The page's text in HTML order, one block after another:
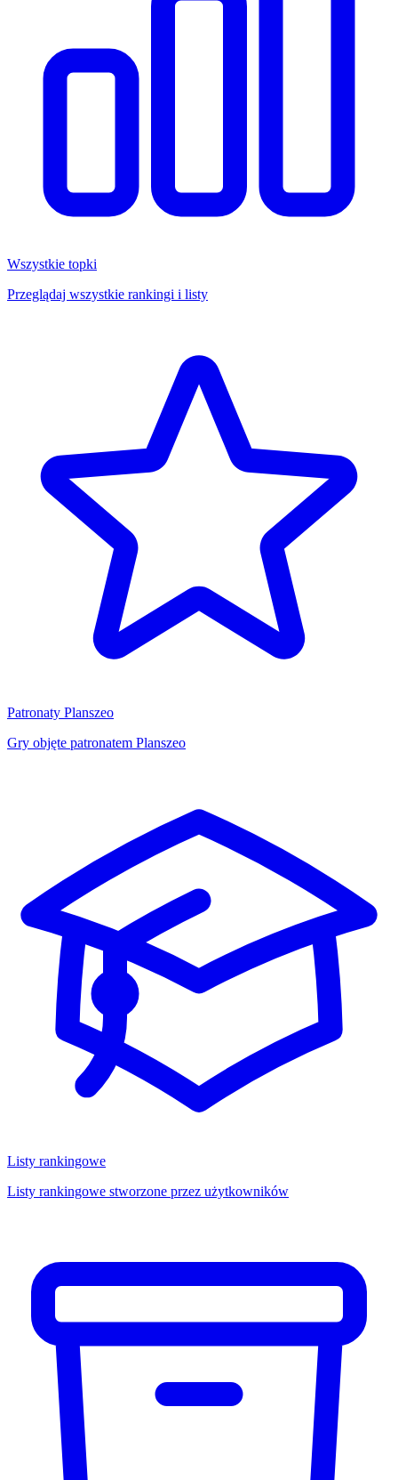
Wszystkie topki
Przeglądaj wszystkie rankingi i listy
Patronaty Planszeo
Gry objęte patronatem Planszeo
Listy rankingowe
Listy rankingowe stworzone przez użytkowników